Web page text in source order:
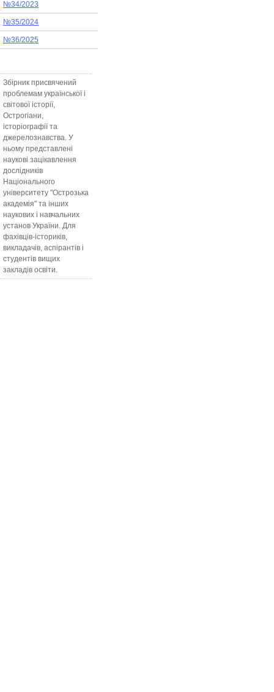
№34/2023
№35/2024
№36/2025
Збірник присвячений
проблемам української і
світової історії,
Острогіани,
історіографії та
джерелознавства. У
ньому представлені
наукові зацікавлення
дослідників
Національного
університету "Острозька
академія" та інших
наукових і навчальних
установ України. Для
фахівців-істориків,
викладачів, аспірантів і
студентів вищих
закладів освіти.